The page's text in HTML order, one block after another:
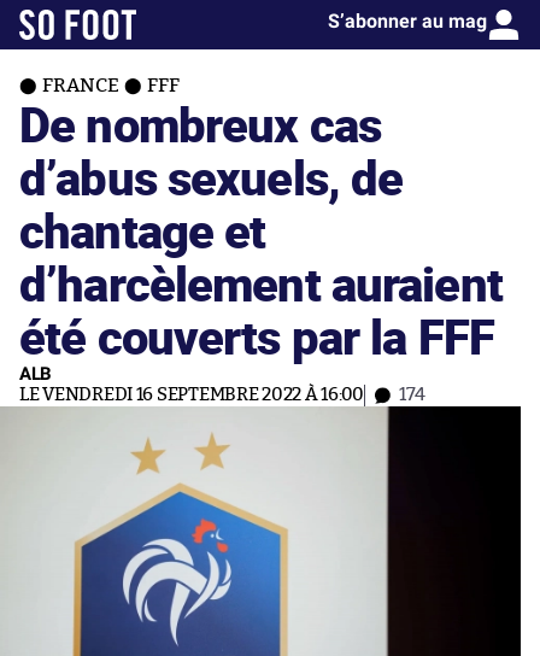
S’abonner au mag
FRANCE FFF
De nombreux cas
d’abus sexuels, de
chantage et
d’harcèlement auraient
été couverts par la FFF
ALB
LE VENDREDI 16 SEPTEMBRE 2022 À 16:00 174